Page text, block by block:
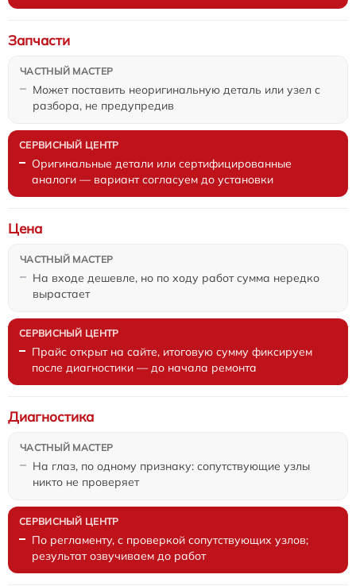
Может поставить неоригинальную деталь или узел с
разбора, не предупредив
Запчасти
Оригинальные детали или сертифицированные
аналоги — вариант согласуем до установки
На входе дешевле, но по ходу работ сумма нередко
вырастает
Цена
Прайс открыт на сайте, итоговую сумму фиксируем
после диагностики — до начала ремонта
На глаз, по одному признаку: сопутствующие узлы
никто не проверяет
Диагностика
По регламенту, с проверкой сопутствующих узлов;
результат озвучиваем до работ